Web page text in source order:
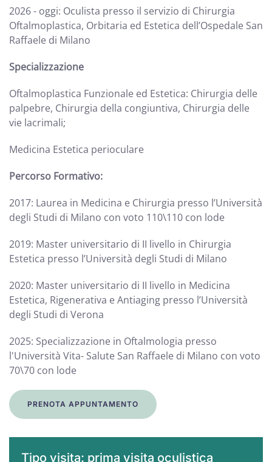
2026 - oggi: Oculista presso il servizio di Chirurgia
Oftalmoplastica, Orbitaria ed Estetica dell’Ospedale San
Raffaele di Milano
Specializzazione
Oftalmoplastica Funzionale ed Estetica: Chirurgia delle
palpebre, Chirurgia della congiuntiva, Chirurgia delle
vie lacrimali;
Medicina Estetica perioculare
Percorso Formativo:
2017: Laurea in Medicina e Chirurgia presso l’Università
degli Studi di Milano con voto 110\110 con lode
2019: Master universitario di II livello in Chirurgia
Estetica presso l’Università degli Studi di Milano
2020: Master universitario di II livello in Medicina
Estetica, Rigenerativa e Antiaging presso l’Università
degli Studi di Verona
2025: Specializzazione in Oftalmologia presso
l'Università Vita- Salute San Raffaele di Milano con voto
70\70 con lode
PRENOTA APPUNTAMENTO
Tipo visita: prima visita oculistica